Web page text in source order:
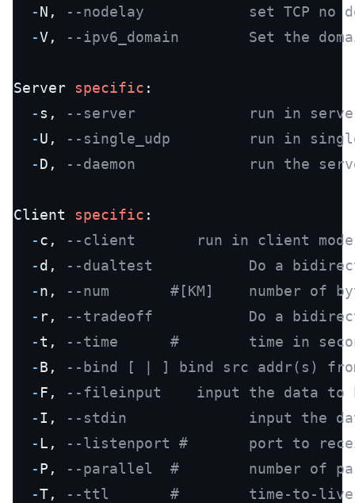
-N,
--nodelay            set TCP no
-V, --ipv6_domain        Set the
Server specific :
-s,
--server             run in server
-U,
--single_udp         run in single
-D, --daemon             run the
Client specific :
-c,
--client       run in client
-d,
--dualtest           Do a
-n,
--num       #[KM]    number of
- r,
--tradeoff           Do a
-t,
--time      #        time in
-B,
--bind [ | ] bind src addr(s)
- F,
--fileinput    input the data to
-I,
--stdin              input the
-L,
--listenport #       port to
-P,
--parallel  #        number of
-T,
--ttl       #        time-to-live,